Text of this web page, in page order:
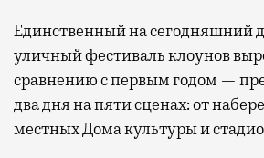
Единственный на сегодняшний
уличный фестиваль клоунов
сравнению с первым годом —
два дня на пяти сценах: от
местных Дома культуры и